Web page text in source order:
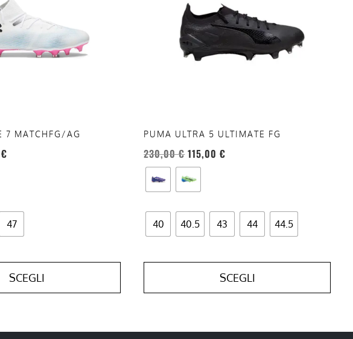
7 MATCHFG/AG
€
47
SCEGLI
PUMA ULTRA 5 ULTIMATE FG
230,00€ 115,00€
40 40.5 43 44 44.5
SCEGLI
del
prodotto